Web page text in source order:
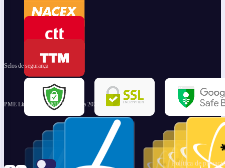
Selos de segurança
PME Lider 2024 | PME Excelência 2023
Política de